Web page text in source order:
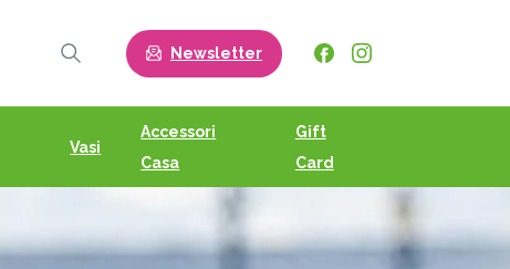
Search
Newsletter
Vasi
Accessori
Casa
Gift
Card